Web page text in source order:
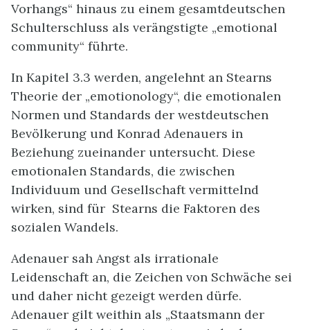
Vorhangs“ hinaus zu einem gesamtdeutschen
Schulterschluss als verängstigte „emotional
community“ führte.
In Kapitel 3.3 werden, angelehnt an Stearns
Theorie der „emotionology“, die emotionalen
Normen und Standards der westdeutschen
Bevölkerung und Konrad Adenauers in
Beziehung zueinander untersucht. Diese
emotionalen Standards, die zwischen
Individuum und Gesellschaft vermittelnd
wirken, sind für Stearns die Faktoren des
sozialen Wandels.
Adenauer sah Angst als irrationale
Leidenschaft an, die Zeichen von Schwäche sei
und daher nicht gezeigt werden dürfe.
Adenauer gilt weithin als „Staatsmann der